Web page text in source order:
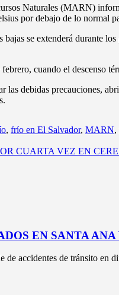
Naturales (MARN)
por debajo de lo normal
se extenderá durante
cuando el descenso
debidas precauciones,
, frío en El Salvador, MARN,
CUARTA VEZ EN
EN SANTA
accidentes de tránsito en